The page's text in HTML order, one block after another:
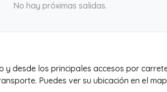
No hay próximas salidas.
y desde los principales accesos por
Puedes ver su ubicación en el